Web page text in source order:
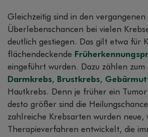
Gleichzeitig sind in den vergangenen
Überlebenschancen bei vielen
deutlich gestiegen. Das gilt etwa für
flächendeckende
eingeführt wurden. Dazu zählen zum
Darmkrebs, Brustkrebs,
Hautkrebs. Denn je früher ein
desto größer sind die
zahlreiche Krebsarten wurden neue,
Therapieverfahren entwickelt, die